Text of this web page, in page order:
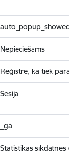
auto_popup_showed
Nepieciešams
Reģistrē, ka tiek
Sesija
_ga
Statistikas sīkdatnes